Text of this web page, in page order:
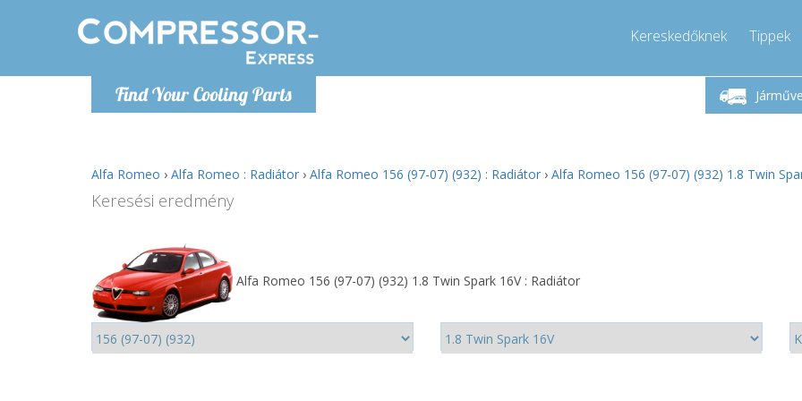
Find Your Cooling Parts
Kereskedőknek Tippek
Hétfő-Péntek 9-17
Hívjon!
Alfa Romeo › Alfa Romeo : Radiátor › Alfa Romeo 156 (97-07) (932) : Radiátor › Alfa Romeo 156 (97-07) (932) 1.8 Twin
Keresési eredmény
Alfa Romeo 156 (97-07) (932) 1.8 Twin Spark 16V : Radiátor